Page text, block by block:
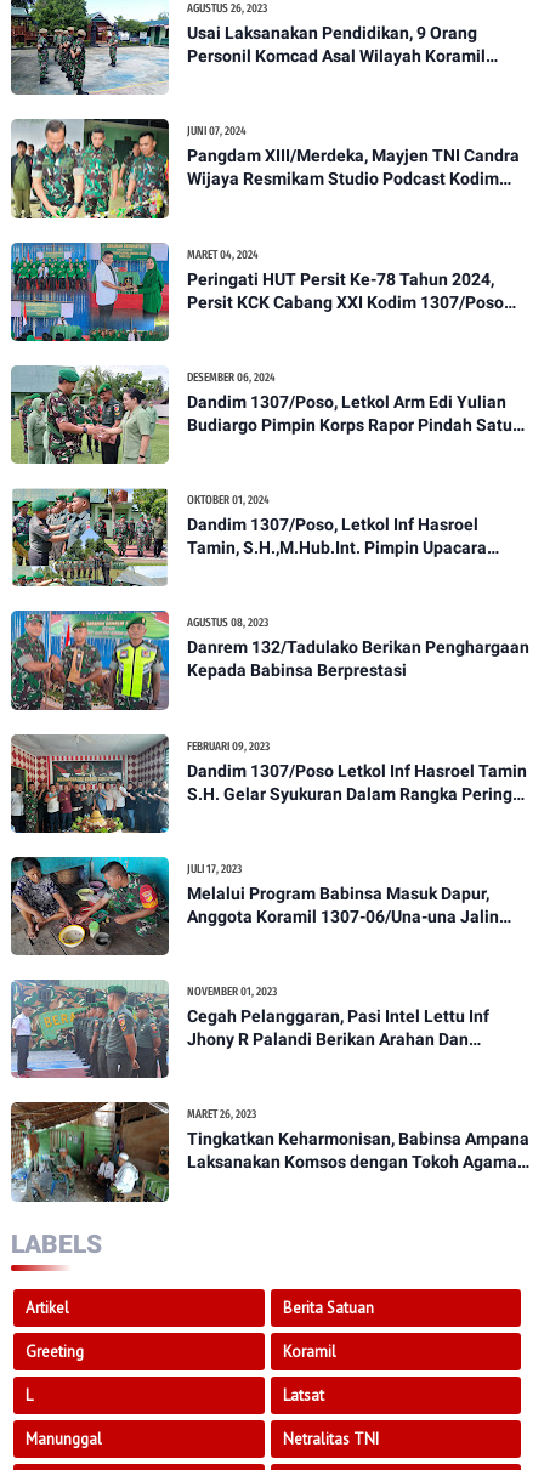
AGUSTUS 26, 2023
Usai Laksanakan Pendidikan, 9 Orang
Personil Komcad Asal Wilayah Koramil
JUNI 07, 2024
Pangdam XIII/Merdeka, Mayjen TNI Candra
Wijaya Resmikam Studio Podcast Kodim
MARET 04, 2024
Peringati HUT Persit Ke-78 Tahun 2024,
Persit KCK Cabang XXI Kodim 1307/Poso
DESEMBER 06, 2024
Dandim 1307/Poso, Letkol Arm Edi Yulian
Budiargo Pimpin Korps Rapor Pindah Satuan
OKTOBER 01, 2024
Dandim 1307/Poso, Letkol Inf Hasroel
Tamin, S.H.,M.Hub.Int. Pimpin Upacara
AGUSTUS 08, 2023
Danrem 132/Tadulako Berikan Penghargaan
Kepada Babinsa Berprestasi
FEBRUARI 09, 2023
Dandim 1307/Poso Letkol Inf Hasroel Tamin
S.H. Gelar Syukuran Dalam Rangka Peringati
JULI 17, 2023
Melalui Program Babinsa Masuk Dapur,
Anggota Koramil 1307-06/Una-una Jalin
NOVEMBER 01, 2023
Cegah Pelanggaran, Pasi Intel Lettu Inf
Jhony R Palandi Berikan Arahan Dan
MARET 26, 2023
Tingkatkan Keharmonisan, Babinsa Ampana
Laksanakan Komsos dengan Tokoh Agama
LABELS
Artikel Berita Satuan
Greeting Koramil
L Latsat
Manunggal Netralitas TNI